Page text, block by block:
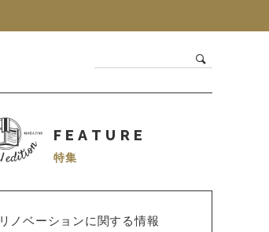
FEATURE
特集
リノベーションに関する情報